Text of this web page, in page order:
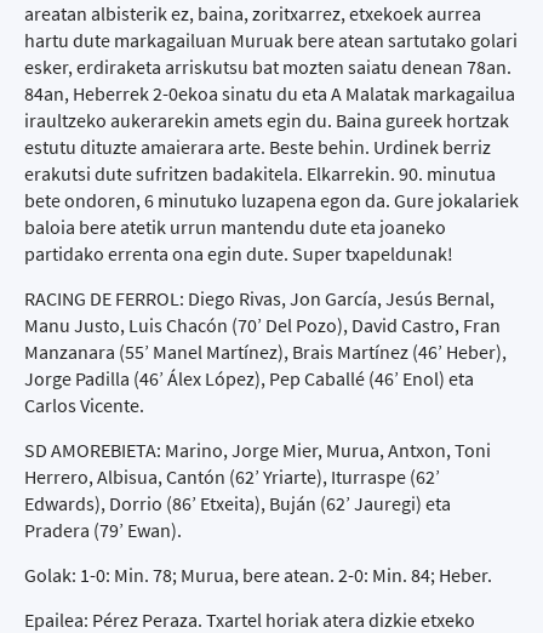
areatan albisterik ez, baina, zoritxarrez, etxekoek aurrea
hartu dute markagailuan Muruak bere atean sartutako golari
esker, erdiraketa arriskutsu bat mozten saiatu denean 78an.
84an, Heberrek 2-0ekoa sinatu du eta A Malatak markagailua
iraultzeko aukerarekin amets egin du. Baina gureek hortzak
estutu dituzte amaierara arte. Beste behin. Urdinek berriz
erakutsi dute sufritzen badakitela. Elkarrekin. 90. minutua
bete ondoren, 6 minutuko luzapena egon da. Gure jokalariek
baloia bere atetik urrun mantendu dute eta joaneko
partidako errenta ona egin dute. Super txapeldunak!
RACING DE FERROL: Diego Rivas, Jon García, Jesús Bernal,
Manu Justo, Luis Chacón (70’ Del Pozo), David Castro, Fran
Manzanara (55’ Manel Martínez), Brais Martínez (46’ Heber),
Jorge Padilla (46’ Álex López), Pep Caballé (46’ Enol) eta
Carlos Vicente.
SD AMOREBIETA: Marino, Jorge Mier, Murua, Antxon, Toni
Herrero, Albisua, Cantón (62’ Yriarte), Iturraspe (62’
Edwards), Dorrio (86’ Etxeita), Buján (62’ Jauregi) eta
Pradera (79’ Ewan).
Golak: 1-0: Min. 78; Murua, bere atean. 2-0: Min. 84; Heber.
Epailea: Pérez Peraza. Txartel horiak atera dizkie etxeko